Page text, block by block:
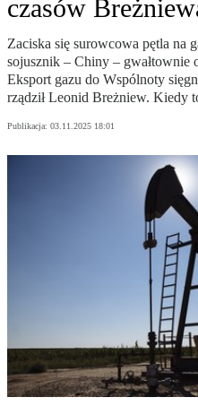
czasów
Zaciska się surowcowa pętla na
sojusznik – Chiny –
Eksport gazu do Wspólnoty
rządził Leonid Breżniew. Kiedy
Publikacja: 03.11.2025 18:01